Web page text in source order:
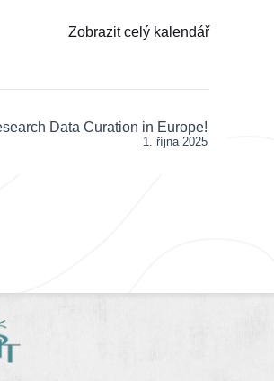
Zobrazit celý kalendář
Data Curation in Europe!
1. října 2025